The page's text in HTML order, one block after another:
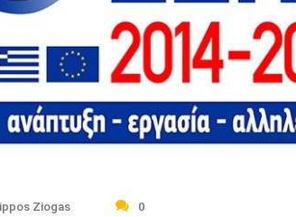
Ziogas 0